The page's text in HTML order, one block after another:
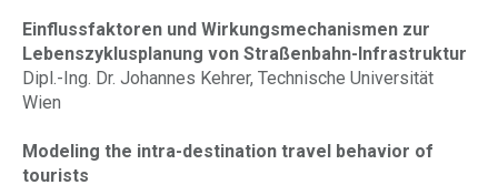
Einflussfaktoren und Wirkungsmechanismen zur
Lebenszyklusplanung von Straßenbahn-Infrastruktur
Dipl.-Ing. Dr. Johannes Kehrer, Technische Universität
Wien
Modeling the intra-destination travel behavior of
tourists